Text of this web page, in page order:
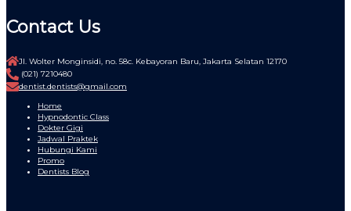
Contact Us
Jl. Wolter Monginsidi, no. 58c. Kebayoran Baru, Jakarta Selatan 12170
(021) 7210480
dentist.dentists@gmail.com
Home
Hypnodontic Class
Dokter Gigi
Jadwal Praktek
Hubungi Kami
Promo
Dentists Blog